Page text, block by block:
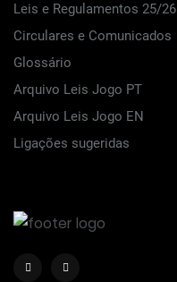
Leis e Regulamentos 25/26
Circulares e Comunicados
Glossário
Arquivo Leis Jogo PT
Arquivo Leis Jogo EN
Ligações sugeridas